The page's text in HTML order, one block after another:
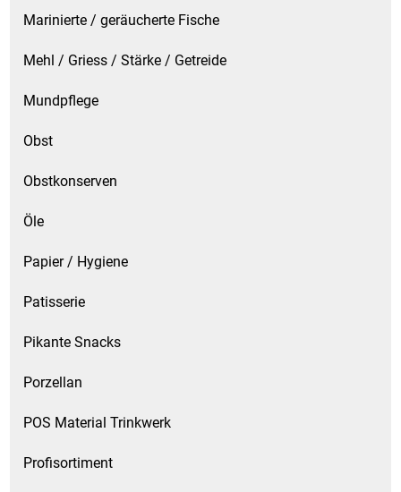
Marinierte / geräucherte Fische
Mehl / Griess / Stärke / Getreide
Mundpflege
Obst
Obstkonserven
Öle
Papier / Hygiene
Patisserie
Pikante Snacks
Porzellan
POS Material Trinkwerk
Profisortiment